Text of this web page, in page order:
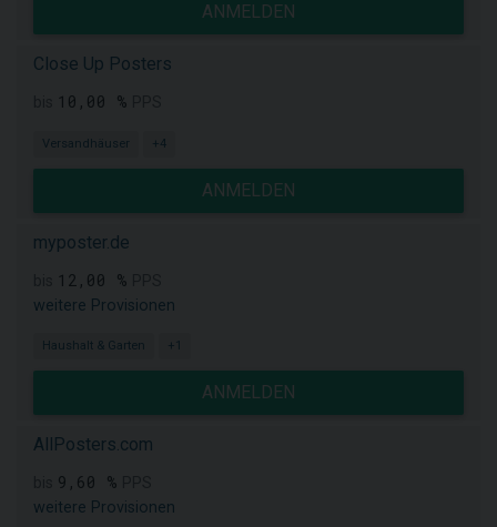
ANMELDEN
Close Up Posters
10,00 %
Versandhäuser +4
ANMELDEN
myposter.de
12,00 %
weitere Provisionen
Haushalt & Garten +1
ANMELDEN
AllPosters.com
9,60 %
weitere Provisionen